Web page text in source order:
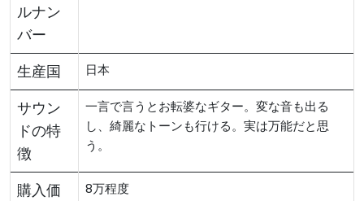
ルナン
バー
生産国 日本
サウン
ドの特
徴
一言で言うとお転婆なギター。変な音も出る
し、綺麗なトーンも行ける。実は万能だと思
う。
購入価
8万程度